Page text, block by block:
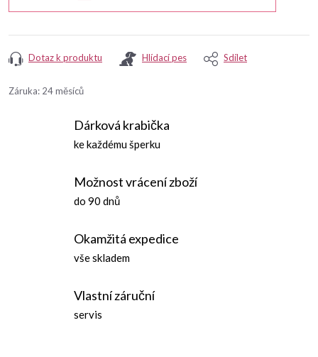
Dotaz k produktu Hlídací pes Sdílet
Záruka: 24 měsíců
Dárková krabička
ke každému šperku
Možnost vrácení zboží
do 90 dnů
Okamžitá expedice
vše skladem
Vlastní záruční
servis